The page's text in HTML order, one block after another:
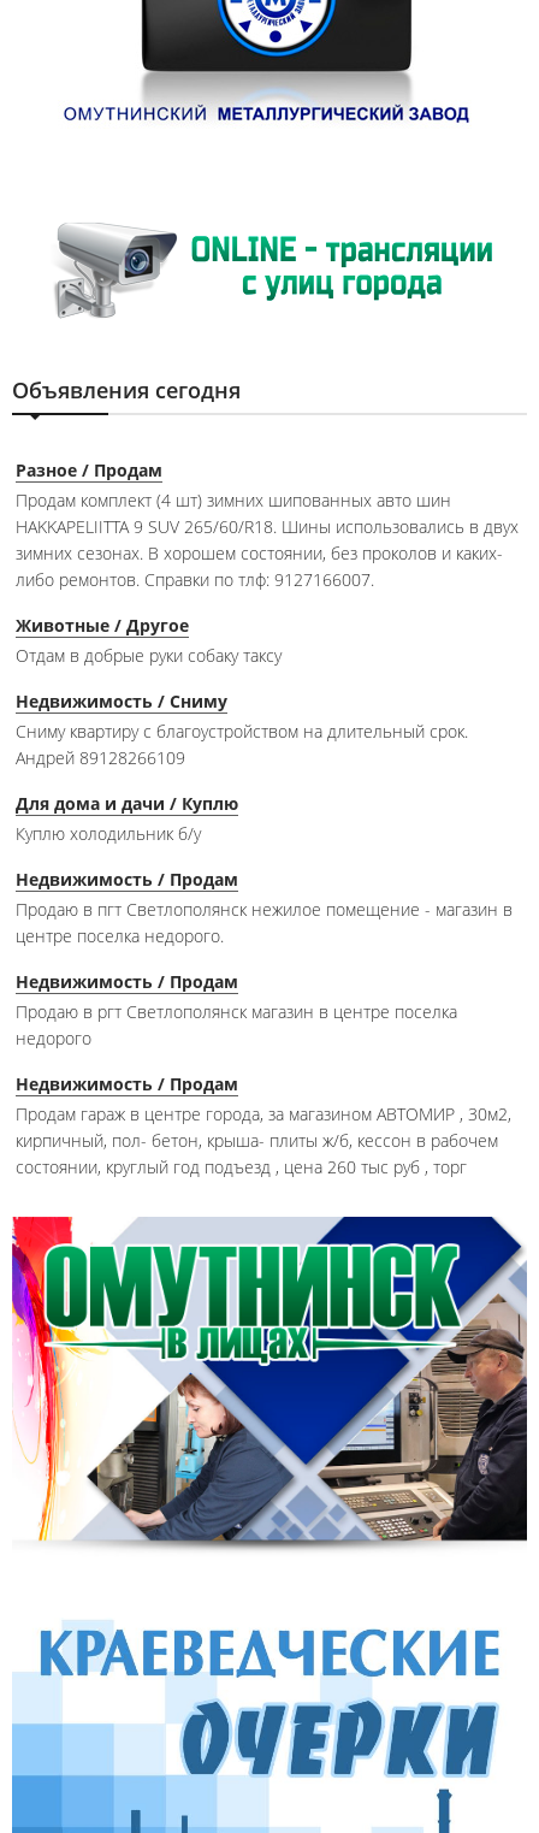
Объявления сегодня
Разное / Продам
Продам комплект (4 шт) зимних шипованных авто шин
HAKKAPELIITTA 9 SUV 265/60/R18. Шины использовались в двух
зимних сезонах. В хорошем состоянии, без проколов и каких-
либо ремонтов. Справки по тлф: 9127166007.
Животные / Другое
Отдам в добрые руки собаку таксу
Недвижимость / Сниму
Сниму квартиру с благоустройством на длительный срок.
Андрей 89128266109
Для дома и дачи / Куплю
Куплю холодильник б/у
Недвижимость / Продам
Продаю в пгт Светлополянск нежилое помещение - магазин в
центре поселка недорого.
Недвижимость / Продам
Продаю в ргт Светлополянск магазин в центре поселка
недорого
Недвижимость / Продам
Продам гараж в центре города, за магазином АВТОМИР , 30м2,
кирпичный, пол- бетон, крыша- плиты ж/б, кессон в рабочем
состоянии, круглый год подъезд , цена 260 тыс руб , торг